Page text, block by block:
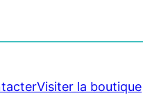
Visiter la boutique